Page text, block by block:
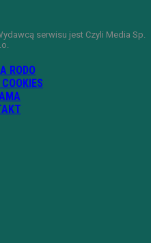
serwisu jest Czyli Media Sp.
RODO